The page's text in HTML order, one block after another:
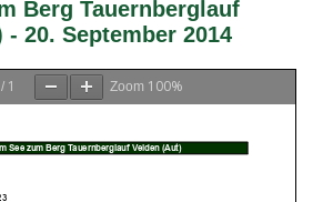
Berg Tauernberglauf
- 20. September 2014
/ 1 Zoom 100%